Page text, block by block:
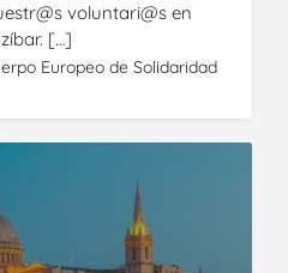
voluntari@s en
[…]
Europeo de Solidaridad